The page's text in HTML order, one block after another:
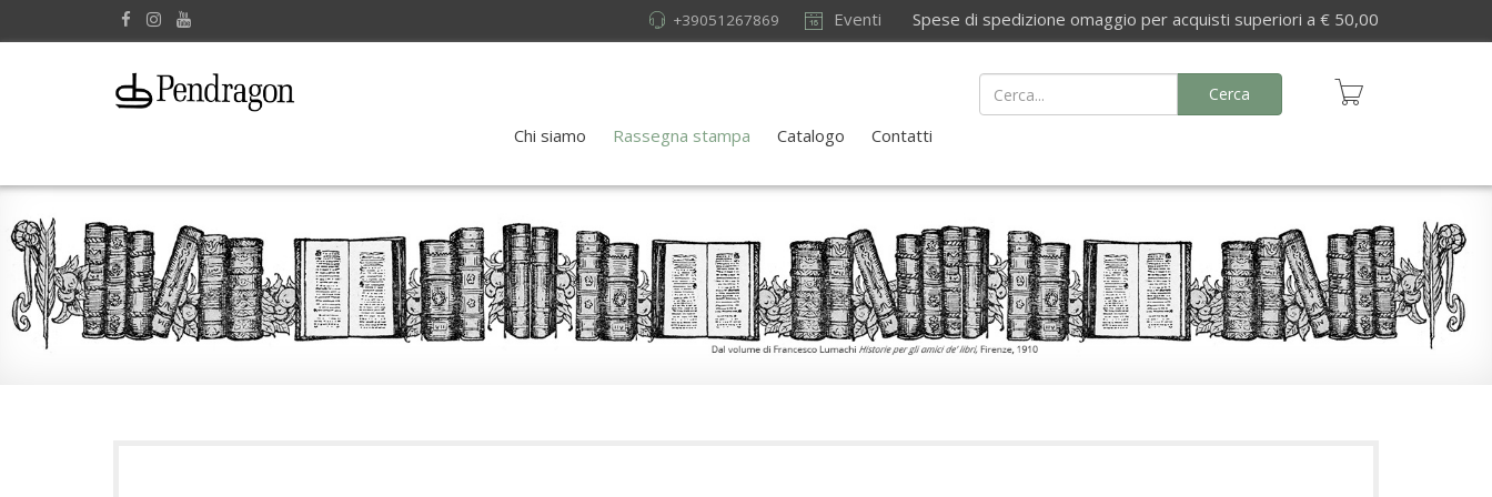
Eventi Spese di spedizione omaggio per acquisti superiori a € 50,00
+39051267869
Chi siamo Rassegna stampa Catalogo Contatti
Cerca